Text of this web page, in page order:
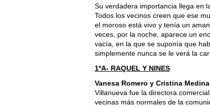
Su verdadera importancia llega en
Todos los vecinos creen que ese
el moroso está vivo y tenía un
veces, por la noche, aparece un
vacía, en la que se suponía que
simplemente nunca se le verá la
1ºA- RAQUEL Y NINES
Vanesa Romero y Cristina Medina
Villanueva fue la directora
vecinas más normales de la